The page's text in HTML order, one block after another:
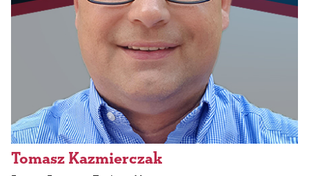
Tomasz Kazmierczak